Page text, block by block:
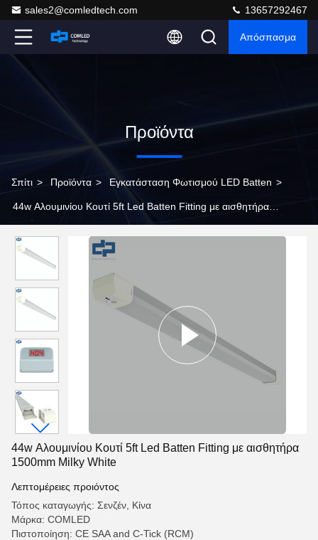
sales2@comledtech.com 13657292467
Απόσπασμα
Προϊόντα
Σπίτι > Προϊόντα > Εγκατάσταση Φωτισμού LED Batten >
44w Αλουμινίου Κουτί 5ft Led Batten Fitting με αισθητήρα
44w Αλουμινίου Κουτί 5ft Led Batten Fitting με αισθητήρα
1500mm Milky White
Λεπτομέρειες προιόντος
Τόπος καταγωγής: Σενζέν, Κίνα
Μάρκα: COMLED
Πιστοποίηση: CE SAA and C-Tick (RCM)